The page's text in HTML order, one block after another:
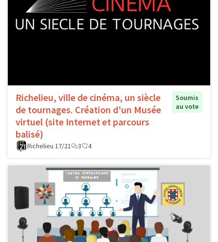
Richelieu, ville de cinéma, un siècle
de tournages. Création d'un Musée
virtuel (site Internet et parcours
balisé)
Soumis
au vote
Richelieu 17/21 3 4